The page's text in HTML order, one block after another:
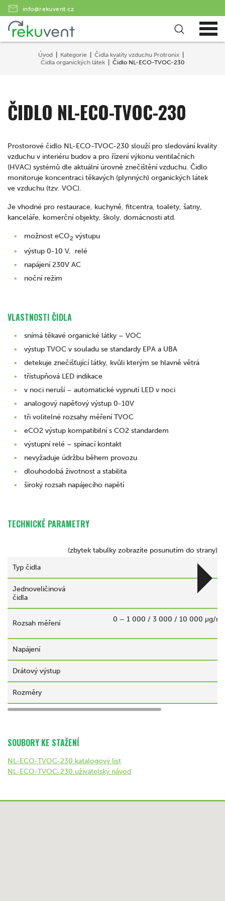
info@rekuvent.cz
Úvod Kategorie
Čidla kvality vzduchu Protronix
Čidla organických látek
Čidlo NL-ECO-TVOC-230
ČIDLO NL-ECO-TVOC-230
Prostorové čidlo NL-ECO-TVOC-230 slouží pro sledování kvality
vzduchu v interiéru budov a pro řízení výkonu ventilačních
(HVAC) systémů dle aktuální úrovně znečištění vzduchu. Čidlo
monitoruje koncentraci těkavých (plynných) organických látek
ve vzduchu (tzv. VOC).
Je vhodné pro restaurace, kuchyně, fitcentra, toalety, šatny,
kanceláře, komerční objekty, školy, domácnosti atd.
možnost eCO2 výstupu
výstup 0-10 V, relé
napájení 230V AC
noční režim
VLASTNOSTI ČIDLA
snímá těkavé organické látky – VOC
výstup TVOC v souladu se standardy EPA a UBA
detekuje znečišťující látky, kvůli kterým se hlavně větrá
třístupňová LED indikace
v noci neruší – automatické vypnutí LED v noci
analogový napěťový výstup 0-10V
tři volitelné rozsahy měření TVOC
eCO2 výstup kompatibilní s CO2 standardem
výstupní relé – spínací kontakt
nevyžaduje údržbu během provozu
dlouhodobá životnost a stabilita
široký rozsah napájecího napětí
TECHNICKÉ PARAMETRY
(zbytek tabulky zobrazíte posunutím do strany)
Typ čidla
Jednoveličinová
čidla
Rozsah měření 0 – 1 000 / 3 000 / 10 000 μg/
Napájení
Drátový výstup
Rozměry
SOUBORY KE STAŽENÍ
NL-ECO-TVOC-230 katalogový list
NL-ECO-TVOC-230 uživatelský návod